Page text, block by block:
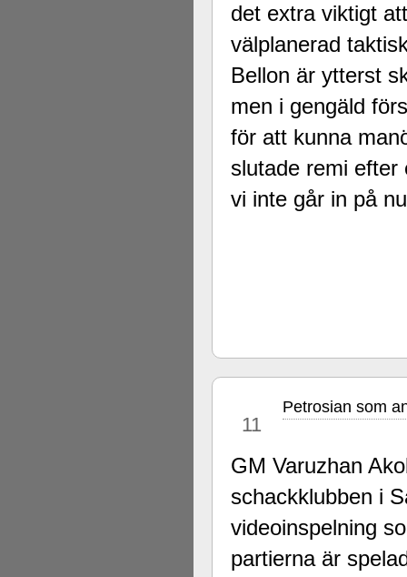
det extra viktigt
välplanerad
Bellon är ytterst
men i gengäld
för att kunna
slutade remi efter
vi inte går in på
11
Petrosian som
GM Varuzhan
schackklubben i
videoinspelning
partierna är